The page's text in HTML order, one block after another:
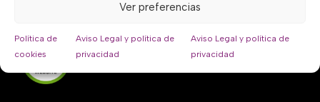
Ver preferencias
Política de
cookies
Aviso Legal y política de
privacidad
Aviso Legal y política de
privacidad
100% impulsada por energías renovables.